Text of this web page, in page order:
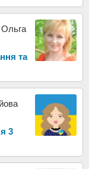
Ольга
та
3